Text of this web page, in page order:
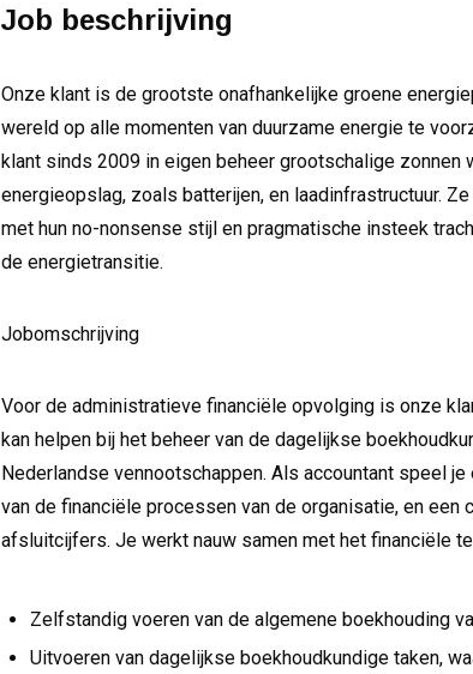
Job beschrijving
Onze klant is de grootste onafhankelijke groene
wereld op alle momenten van duurzame energie te
klant sinds 2009 in eigen beheer grootschalige zonnen
energieopslag, zoals batterijen, en laadinfrastructuur.
met hun no-nonsense stijl en pragmatische insteek
de energietransitie.
Jobomschrijving
Voor de administratieve financiële opvolging is onze
kan helpen bij het beheer van de dagelijkse
Nederlandse vennootschappen. Als accountant speel
van de financiële processen van de organisatie, en een
afsluitcijfers. Je werkt nauw samen met het financiële
Zelfstandig voeren van de algemene boekhouding
Uitvoeren van dagelijkse boekhoudkundige taken,